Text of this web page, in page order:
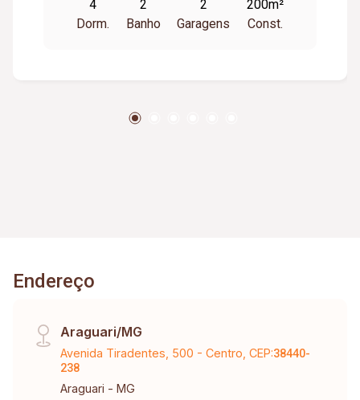
suíte, 02 banheiros, sala de estar com sala de
jantar separada, ampla cozinha, além de área de
4
Dorm.
2
Banho
2
Garagens
200m²
Const.
Endereço
Araguari/MG
Avenida Tiradentes, 500 - Centro, CEP:38440-
238
Araguari - MG